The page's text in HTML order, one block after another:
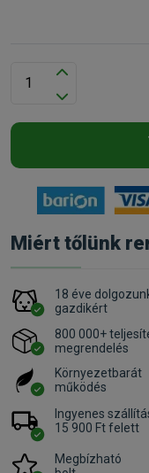
Miért tőlünk
18 éve
gazdikért
800 000+
megrendelés
Környezetbarát
működés
Ingyenes
15 900 Ft felett
Megbízható